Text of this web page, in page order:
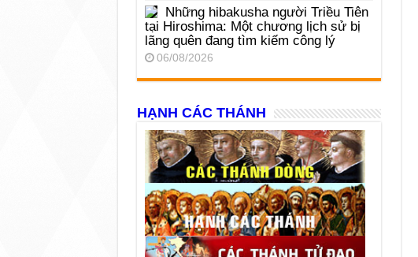
Những hibakusha người Triều Tiên
tại Hiroshima: Một chương lịch sử bị
lãng quên đang tìm kiếm công lý
06/08/2026
HẠNH CÁC THÁNH